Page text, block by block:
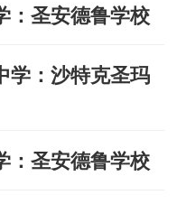
：圣安德鲁学校
学：沙特克圣玛
：圣安德鲁学校